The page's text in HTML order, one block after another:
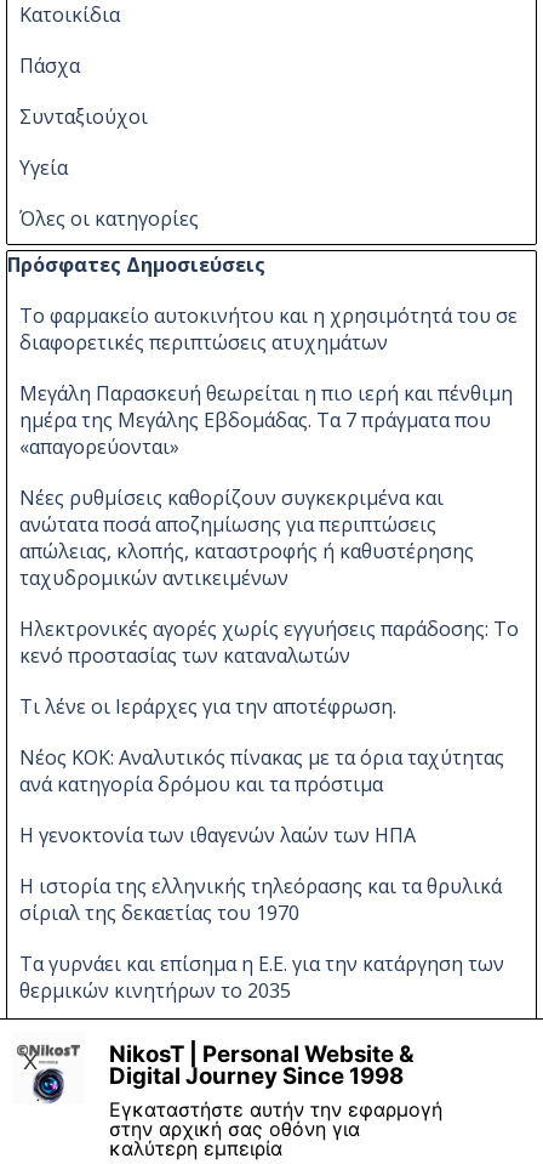
Κατοικίδια
Πάσχα
Συνταξιούχοι
Υγεία
Όλες οι κατηγορίες
Παράλειψη μπλόκ Πρόσφατες Δημοσιεύσεις
Πρόσφατες Δημοσιεύσεις
Το φαρμακείο αυτοκινήτου και η χρησιμότητά του σε
διαφορετικές περιπτώσεις ατυχημάτων
Μεγάλη Παρασκευή θεωρείται η πιο ιερή και πένθιμη
ημέρα της Μεγάλης Εβδομάδας. Τα 7 πράγματα που
«απαγορεύονται»
Νέες ρυθμίσεις καθορίζουν συγκεκριμένα και
ανώτατα ποσά αποζημίωσης για περιπτώσεις
απώλειας, κλοπής, καταστροφής ή καθυστέρησης
ταχυδρομικών αντικειμένων
Ηλεκτρονικές αγορές χωρίς εγγυήσεις παράδοσης: Το
κενό προστασίας των καταναλωτών
Τι λένε οι Ιεράρχες για την αποτέφρωση.
Νέος ΚΟΚ: Αναλυτικός πίνακας με τα όρια ταχύτητας
ανά κατηγορία δρόμου και τα πρόστιμα
Η γενοκτονία των ιθαγενών λαών των ΗΠΑ
Η ιστορία της ελληνικής τηλεόρασης και τα θρυλικά
σίριαλ της δεκαετίας του 1970
Τα γυρνάει και επίσημα η Ε.Ε. για την κατάργηση των
θερμικών κινητήρων το 2035
Νέες αλλαγές στον ΚΟΚ
NikosT | Personal Website &
Digital Journey Since 1998
Εγκαταστήστε αυτήν την εφαρμογή
στην αρχική σας οθόνη για
καλύτερη εμπειρία
X